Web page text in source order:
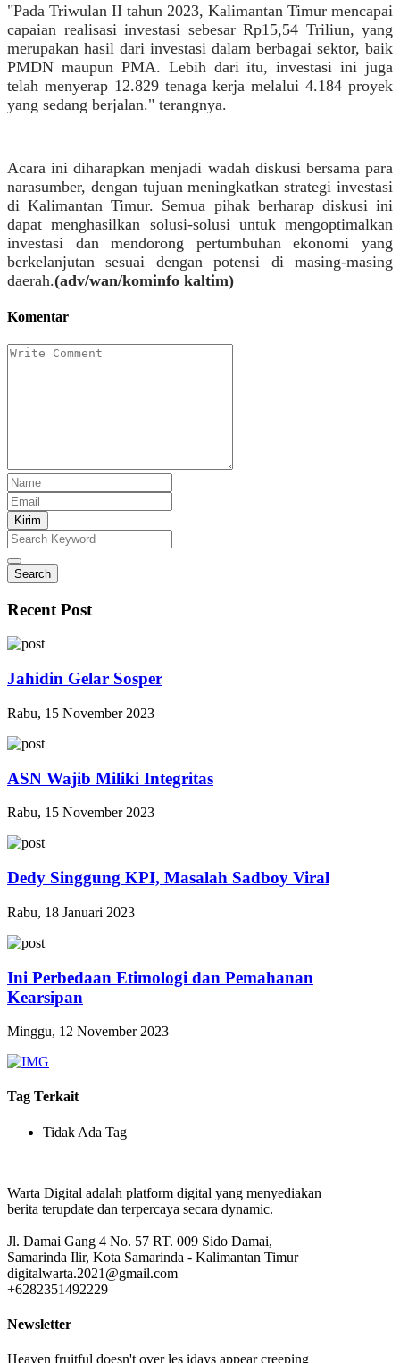
"Pada Triwulan II tahun 2023, Kalimantan Timur mencapai
capaian realisasi investasi sebesar Rp15,54 Triliun, yang
merupakan hasil dari investasi dalam berbagai sektor, baik
PMDN maupun PMA. Lebih dari itu, investasi ini juga
telah menyerap 12.829 tenaga kerja melalui 4.184 proyek
yang sedang berjalan." terangnya.
Acara ini diharapkan menjadi wadah diskusi bersama para
narasumber, dengan tujuan meningkatkan strategi investasi
di Kalimantan Timur. Semua pihak berharap diskusi ini
dapat menghasilkan solusi-solusi untuk mengoptimalkan
investasi dan mendorong pertumbuhan ekonomi yang
berkelanjutan sesuai dengan potensi di masing-masing
daerah.(adv/wan/kominfo kaltim)
Komentar
Kirim
Search
Recent Post
Jahidin Gelar Sosper
Rabu, 15 November 2023
ASN Wajib Miliki Integritas
Rabu, 15 November 2023
Dedy Singgung KPI, Masalah Sadboy Viral
Rabu, 18 Januari 2023
Ini Perbedaan Etimologi dan Pemahanan
Kearsipan
Minggu, 12 November 2023
Tag Terkait
Tidak Ada Tag
Warta Digital adalah platform digital yang menyediakan
berita terupdate dan terpercaya secara dynamic.
Jl. Damai Gang 4 No. 57 RT. 009 Sido Damai,
Samarinda Ilir, Kota Samarinda - Kalimantan Timur
digitalwarta.2021@gmail.com
+6282351492229
Newsletter
Heaven fruitful doesn't over les idays appear creeping